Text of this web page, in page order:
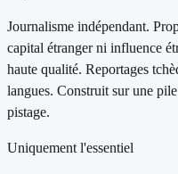
Journalisme indépendant.
capital étranger ni influence
haute qualité. Reportages
langues. Construit sur une
pistage.
Uniquement l'essentiel